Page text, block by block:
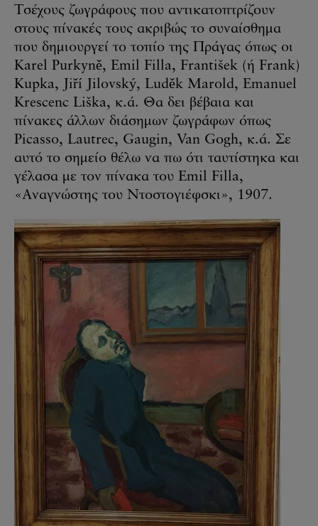
Τσέχους ζωγράφους που αντικατοπτρίζουν
στους πίνακές τους ακριβώς το συναίσθημα
που δημιουργεί το τοπίο της Πράγας όπως οι
Karel Purkyně, Emil Filla, František (ή Frank)
Kupka, Jiří Jilovský, Luděk Marold, Emanuel
Krescenc Liška, κ.ά. Θα δει βέβαια και
πίνακες άλλων διάσημων ζωγράφων όπως
Picasso, Lautrec, Gaugin, Van Gogh, κ.ά. Σε
αυτό το σημείο θέλω να πω ότι ταυτίστηκα και
γέλασα με τον πίνακα του Emil Filla,
«Αναγνώστης του Ντοστογιέφσκι», 1907.